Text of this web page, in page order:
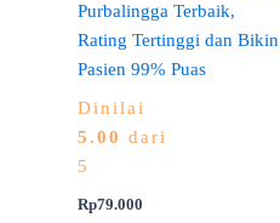
Purbalingga Terbaik,
Rating Tertinggi dan Bikin
Pasien 99% Puas
Dinilai
5.00 dari
5
Rp79.000